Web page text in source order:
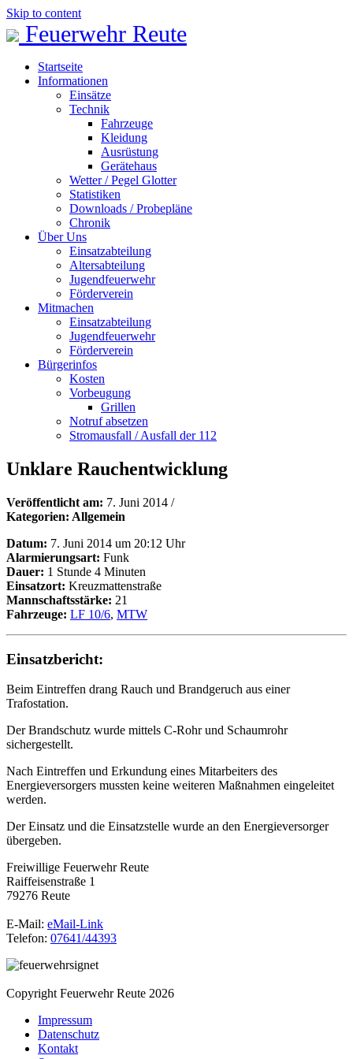
Skip to content
Feuerwehr Reute
Startseite
Informationen
Einsätze
Technik
Fahrzeuge
Kleidung
Ausrüstung
Gerätehaus
Wetter / Pegel Glotter
Statistiken
Downloads / Probepläne
Chronik
Über Uns
Einsatzabteilung
Altersabteilung
Jugendfeuerwehr
Förderverein
Mitmachen
Einsatzabteilung
Jugendfeuerwehr
Förderverein
Bürgerinfos
Kosten
Vorbeugung
Grillen
Notruf absetzen
Stromausfall / Ausfall der 112
Unklare Rauchentwicklung
Veröffentlicht am: 7. Juni 2014 /
Kategorien: Allgemein
Datum: 7. Juni 2014 um 20:12 Uhr
Alarmierungsart: Funk
Dauer: 1 Stunde 4 Minuten
Einsatzort: Kreuzmattenstraße
Mannschaftsstärke: 21
Fahrzeuge: LF 10/6, MTW
Einsatzbericht:
Beim Eintreffen drang Rauch und Brandgeruch aus einer
Trafostation.
Der Brandschutz wurde mittels C-Rohr und Schaumrohr
sichergestellt.
Nach Eintreffen und Erkundung eines Mitarbeiters des
Energieversorgers mussten keine weiteren Maßnahmen eingeleitet
werden.
Der Einsatz und die Einsatzstelle wurde an den Energieversorger
übergeben.
Freiwillige Feuerwehr Reute
Raiffeisenstraße 1
79276 Reute
E-Mail: eMail-Link
Telefon: 07641/44393
Copyright Feuerwehr Reute 2026
Impressum
Datenschutz
Kontakt